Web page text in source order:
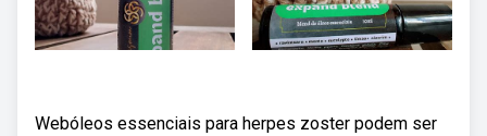
Webóleos essenciais para herpes zoster podem ser